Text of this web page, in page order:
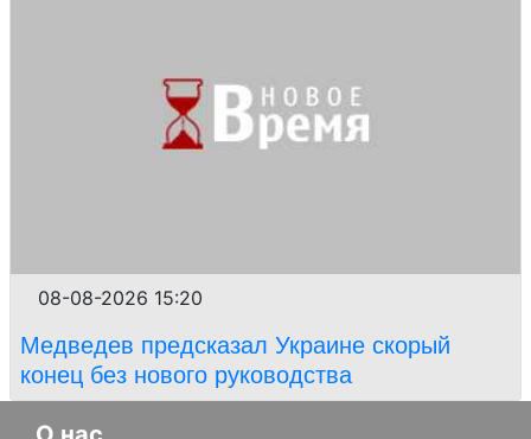
08-08-2026 15:20
Медведев предсказал Украине скорый
конец без нового руководства